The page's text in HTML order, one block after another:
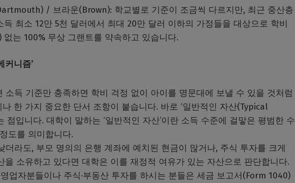
/ 브라운(Brown): 학교별로 기준이 조금씩 다르지만, 최근 중산층
최소 12만 5천 달러에서 최대 20만 달러 이하의 가정들을 대상으로 학비
는 100% 무상 그랜트를 약속하고 있습니다.
커니즘’
소득 기준만 충족하면 학비 걱정 없이 아이를 명문대에 보낼 수 있을 것처럼
한 가지 중요한 단서 조항이 붙습니다. 바로 ‘일반적인 자산(Typical
점입니다. 대학이 말하는 ‘일반적인 자산’이란 소득 수준에 걸맣은 평범한 수
도를 의미합니다.
더라도, 부모 명의의 은행 계좌에 예치된 현금이 많거나, 주식 투자를 크게
을 소유하고 있다면 대학은 이를 재정적 여유가 있는 자산으로 판단합니다.
업자분들이나 주식·부동산 투자를 하시는 분들은 세금 보고서(Form 1040)